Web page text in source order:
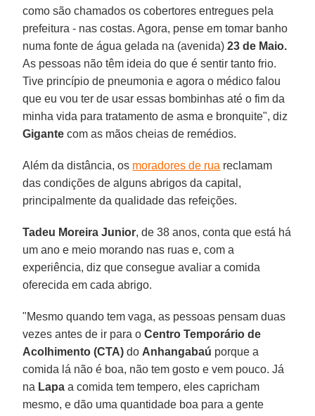
como são chamados os cobertores entregues pela
prefeitura - nas costas. Agora, pense em tomar banho
numa fonte de água gelada na (avenida)23 de Maio.
As pessoas não têm ideia do que é sentir tanto frio.
Tive princípio de pneumonia e agora o médico falou
que eu vou ter de usar essas bombinhas até o fim da
minha vida para tratamento de asma e bronquite", diz
Gigante com as mãos cheias de remédios.
Além da distância, os moradores de rua reclamam
das condições de alguns abrigos da capital,
principalmente da qualidade das refeições.
Tadeu Moreira Junior, de 38 anos, conta que está há
um ano e meio morando nas ruas e, com a
experiência, diz que consegue avaliar a comida
oferecida em cada abrigo.
"Mesmo quando tem vaga, as pessoas pensam duas
vezes antes de ir para oCentro Temporário de
Acolhimento (CTA) do Anhangabaú porque a
comida lá não é boa, não tem gosto e vem pouco. Já
na Lapa a comida tem tempero, eles capricham
mesmo, e dão uma quantidade boa para a gente